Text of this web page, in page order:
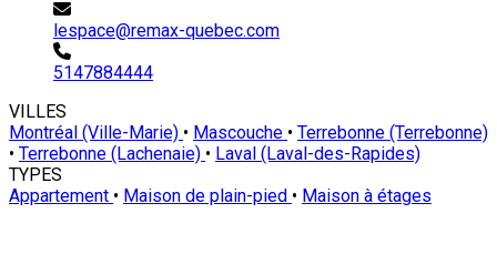
lespace@remax-quebec.com
5147884444
VILLES
Montréal (Ville-Marie) • Mascouche • Terrebonne (Terrebonne)
• Terrebonne (Lachenaie) • Laval (Laval-des-Rapides)
TYPES
Appartement • Maison de plain-pied • Maison à étages